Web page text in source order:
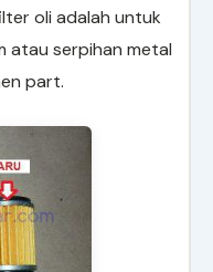
oli adalah untuk
atau serpihan metal
part.